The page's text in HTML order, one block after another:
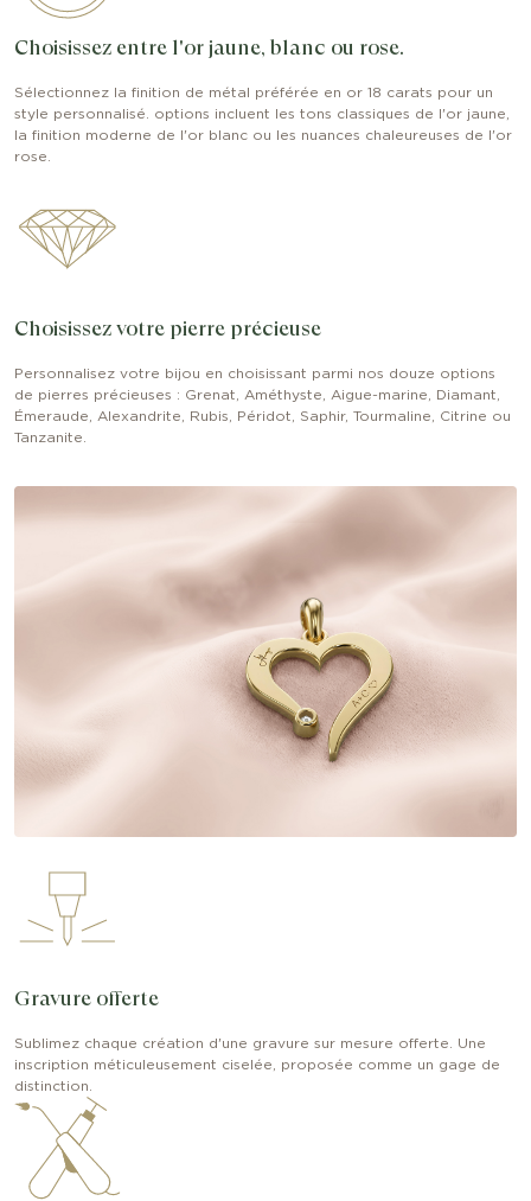
Choisissez entre l'or jaune, blanc ou rose.
Sélectionnez la finition de métal préférée en or 18 carats pour un
style personnalisé. options incluent les tons classiques de l'or jaune,
la finition moderne de l'or blanc ou les nuances chaleureuses de l'or
rose.
Choisissez votre pierre précieuse
Personnalisez votre bijou en choisissant parmi nos douze options
de pierres précieuses : Grenat, Améthyste, Aigue-marine, Diamant,
Émeraude, Alexandrite, Rubis, Péridot, Saphir, Tourmaline, Citrine ou
Tanzanite.
Gravure offerte
Sublimez chaque création d'une gravure sur mesure offerte. Une
inscription méticuleusement ciselée, proposée comme un gage de
distinction.